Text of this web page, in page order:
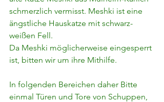
schmerzlich vermisst. Meshki ist eine
ängstliche Hauskatze mit schwarz-
weißen Fell.
Da Meshki möglicherweise eingesperrt
ist, bitten wir um ihre Mithilfe.
In folgenden Bereichen daher Bitte
einmal Türen und Tore von Schuppen,